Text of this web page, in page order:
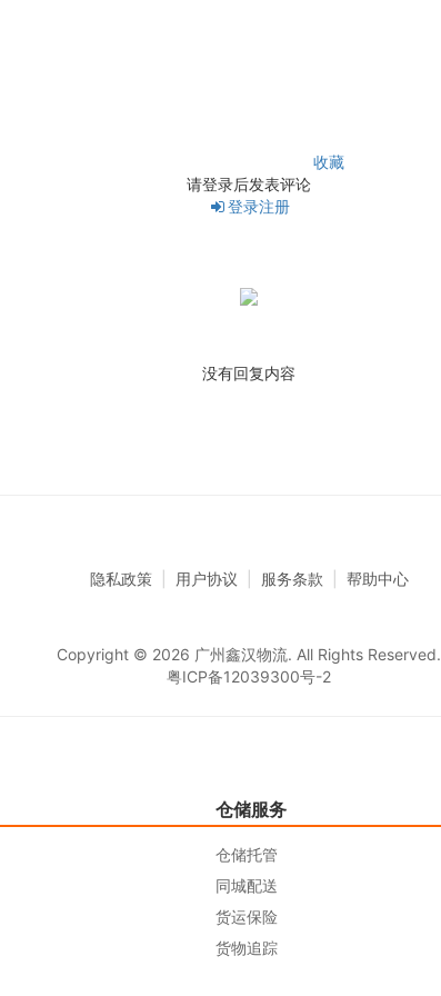
收藏
请登录后发表评论
登录注册
没有回复内容
隐私政策 用户协议 服务条款 帮助中心
Copyright © 2026 广州鑫汉物流. All Rights Reserved.
粤ICP备12039300号-2
仓储服务
仓储托管
同城配送
货运保险
货物追踪